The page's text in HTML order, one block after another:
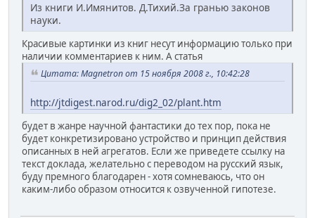
Из книги И.Имянитов. Д.Тихий.За гранью законов
науки.
Красивые картинки из книг несут информацию только при
наличии комментариев к ним. А статья
Цитата: Magnetron от 15 ноября 2008 г., 10:42:28
http://jtdigest.narod.ru/dig2_02/plant.htm
будет в жанре научной фантастики до тех пор, пока не
будет конкретизировано устройство и принцип действия
описанных в ней агрегатов. Если же приведете ссылку на
текст доклада, желательно с переводом на русский язык,
буду премного благодарен - хотя сомневаюсь, что он
каким-либо образом относится к озвученной гипотезе.